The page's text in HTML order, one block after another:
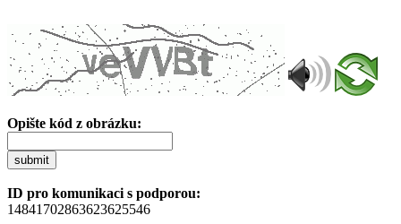
Opište kód z obrázku:
submit
ID pro komunikaci s podporou:
14841702863623625546